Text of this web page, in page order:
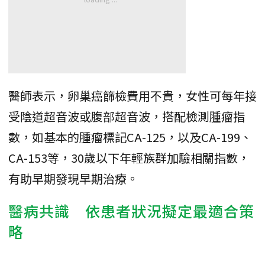
醫師表示，卵巢癌篩檢費用不貴，女性可每年接
受陰道超音波或腹部超音波，搭配檢測腫瘤指
數，如基本的腫瘤標記CA-125，以及CA-199、
CA-153等，30歲以下年輕族群加驗相關指數，
有助早期發現早期治療。
醫病共識 依患者狀況擬定最適合策
略